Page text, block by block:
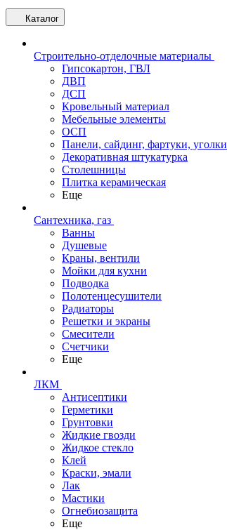
Каталог
Строительно-отделочные материалы
Гипсокартон, ГВЛ
ДВП
ДСП
Кровельный материал
Мебельные элементы
ОСП
Панели, сайдинг, фартуки, уголки
Декоративная штукатурка
Столешницы
Плитка керамическая
Еще
Сантехника, газ
Ванны
Душевые
Краны, вентили
Мойки для кухни
Подводка
Полотенцесушители
Радиаторы
Решетки и экраны
Смесители
Счетчики
Еще
ЛКМ
Антисептики
Герметики
Грунтовки
Жидкие гвозди
Жидкое стекло
Клей
Краски, эмали
Лак
Мастики
Огнебиозащита
Еще